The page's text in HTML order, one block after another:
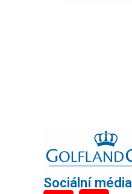
Sociální média